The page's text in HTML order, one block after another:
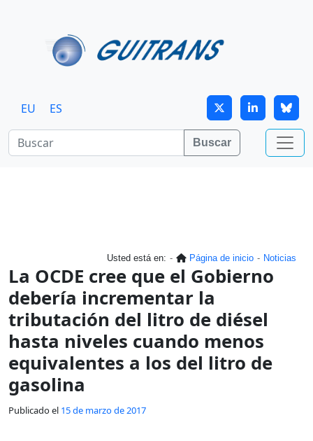
EU ES
Buscar
Usted está en: Página de inicio Noticias
La OCDE cree que el Gobierno
debería incrementar la
tributación del litro de diésel
hasta niveles cuando menos
equivalentes a los del litro de
gasolina
Publicado el 15 de marzo de 2017